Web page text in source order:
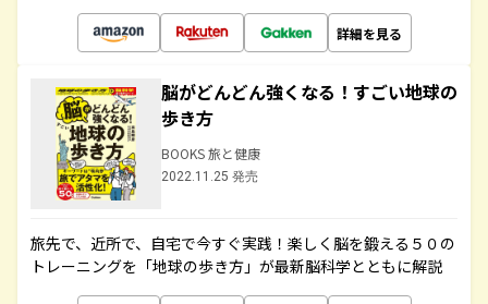
詳細を見る
脳がどんどん強くなる！すごい地球の
歩き方
BOOKS 旅と健康
2022.11.25 発売
旅先で、近所で、自宅で今すぐ実践！楽しく脳を鍛える５０の
トレーニングを「地球の歩き方」が最新脳科学とともに解説